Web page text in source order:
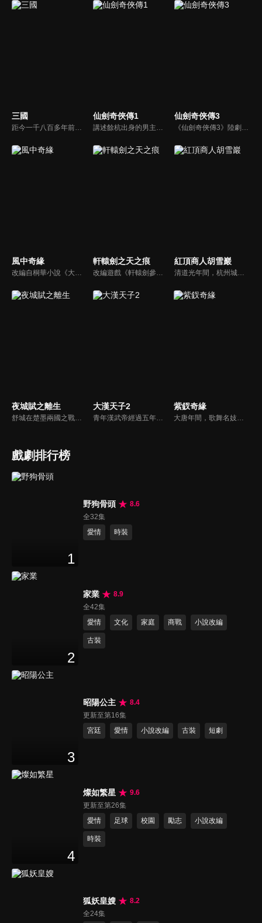
三國
距今一千八百多年前，漢帝國衰敗積重難返，長安城內董卓荒淫無度、濫殺無辜，引起舉國義憤，而以曹操為首殲滅董卓，造就了群雄割據，至赤壁之戰後三國鼎立，再到司馬氏篡魏，天下歸晉為止，這個英雄輩出、波瀾壯闊的大傳奇時代終於結束。而其中的英雄人物和動人故事，仍被傳頌至今。
仙劍奇俠傳1
講述餘杭出身的男主人公李逍遙（胡歌）因機緣巧合結識流落中原的南詔公主趙靈兒（劉亦菲），在護送其回苗疆尋母的旅途中斬妖除魔、歷經艱險，最終合力擊敗控制南詔國的拜月教主，解救了國家和人民。
仙劍奇俠傳3
《仙劍奇俠傳3》陸劇線上看。講述了男主人公景天夢想成為蜀山大俠，為了協助蜀山派封印鎖妖塔，他與唐雪見、徐長卿等人一同展開尋找五顆靈珠的冒險之旅，期間歷經艱險，最終卻引出了眾人意想不到的前世今生和愛恨糾葛。
風中奇緣
改編自桐華小說《大漠謠》。被狼群撫養長大的女孩兒莘月（劉詩詩），遇見從建安來的莫循（胡歌）和衛無忌（彭于晏）。在兩人的影響下，改名為莘月，踏上了建安。莫循溫文爾雅，莘月對他情根深種；另一方面，英姿勃發的將軍衛無忌對莘月一片癡情。莘月面對兩個痴心付出的男人心中煎熬，她會如何抉擇呢…
軒轅劍之天之痕
改編遊戲《軒轅劍參外傳-天之痕》。宇文拓和陳靖仇皆為亡國皇子，本為死仇的兩人，在因緣際會之下成為生死之交，共同踏上尋找昆侖鏡、女媧石、神農鼎、崆峒印、伏羲琴等五神器的旅程，更一路結交好友進而得到真愛。不料在魔王的操控下，宇文拓背叛好友，失去一切...
紅頂商人胡雪巖
清道光年間，杭州城內信和錢莊的夥計胡雪巖在中秋節前夕來找徐瘋子要賬，不料，走投無路的徐瘋子自殺身亡，胡雪巖同情孤寡一生的徐瘋子，料理他的後事，反被人誤傳是他逼死了徐瘋子；漕幫首領七姑娘曾受恩於徐瘋子，聞訊欲為報仇，將胡雪巖抓到，要把他扔入湖中，船家女羅四見到，叫人將胡雪巖救下...
夜城賦之離生
舒城在楚墨兩國之戰中落敗，並成為了墨國五皇女莫茴的魂器。失去自我意識的舒城跟隨姐姐莫茹回到墨國，面對失而復得的妹妹，莫茹欣喜又憂慮。為了保護親人和國家她棄醫從戎，甚至為了保護莫茴不惜被砍掉一條手臂，然而這一切都阻擋不了局勢的動盪不安...
大漢天子2
青年漢武帝經過五年執政，平息後宮勢力、抗拒外患入侵、粉碎政變陰謀，坐穩了皇帝寶座，正是開展雄才大略之時。能臣汲黯受到賞識，並引薦另一位奇才主父偃，漢武帝視其張固再世，委以重任。國力強盛使漢武帝屢屢北伐外族，只是規模巨大的戰爭使漢室逐漸捉襟見肘，諸侯勢力蠢蠢欲動。
紫釵奇緣
大唐年間，歌舞名妓霍小玉、風流俠客納蘭東、書香才子李益和巾幗紅顏盧靖瀾為首的風騷人物，彼此錯綜複雜的命運與感情糾葛。一場指腹為婚的誤會，造成浪漫卻無果的錯點鴛鴦，他們在階級差異與強權壓迫中勇於追求真愛，在宮廷權謀與世俗現實的拉扯中身不由己地被推向命運的叉路...
戲劇排行榜
1
野狗骨頭
8.6
全32集
愛情
時裝
2
家業
8.9
全42集
愛情
文化 家庭 商戰 小說改編
古裝
3
昭陽公主
8.4
更新至第16集
宮廷
愛情 小說改編 古裝 短劇
4
燦如繁星
9.6
更新至第26集
愛情
足球 校園 勵志 小說改編
時裝
狐妖皇嫂
8.2
全24集